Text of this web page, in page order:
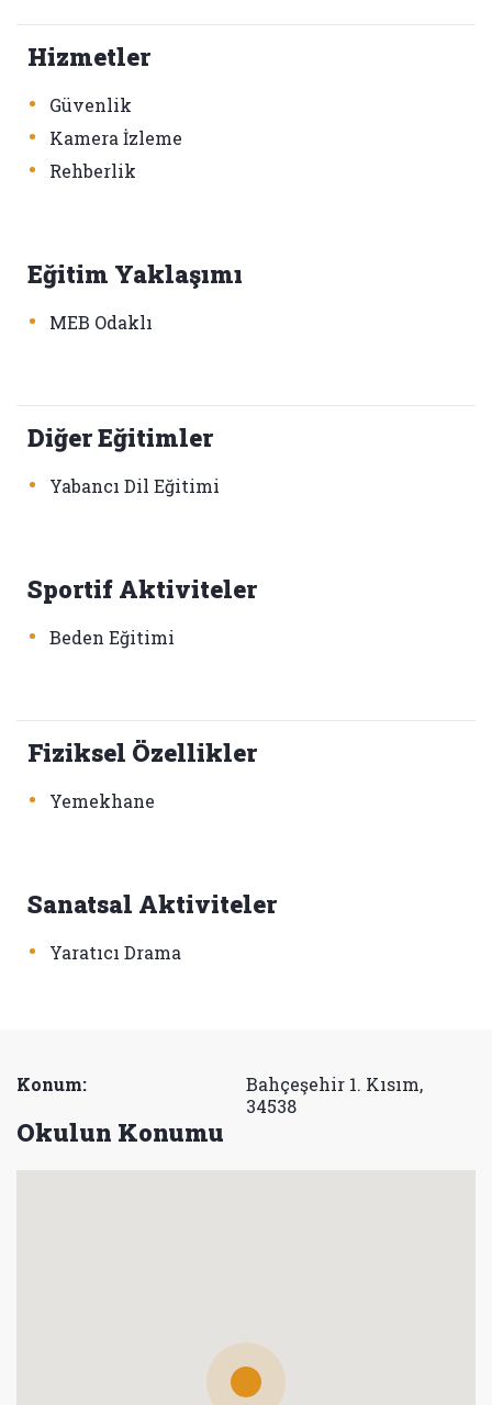
Hizmetler
• Güvenlik
• Kamera İzleme
• Rehberlik
Eğitim Yaklaşımı
• MEB Odaklı
Diğer Eğitimler
• Yabancı Dil Eğitimi
Sportif Aktiviteler
• Beden Eğitimi
Fiziksel Özellikler
• Yemekhane
Sanatsal Aktiviteler
• Yaratıcı Drama
Konum:
Bahçeşehir 1. Kısım,
34538
Okulun Konumu